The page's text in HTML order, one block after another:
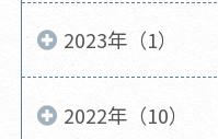
2023年（1）
2022年（10）